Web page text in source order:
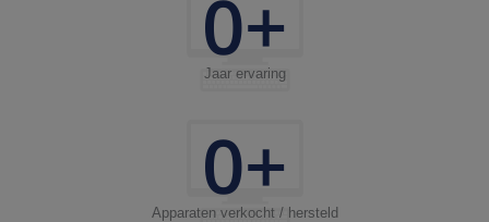
Jaar ervaring
0+
Apparaten verkocht / hersteld
0+